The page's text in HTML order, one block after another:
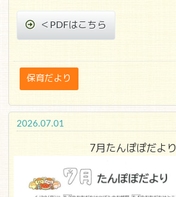
＜PDFはこちら
保育だより
2026.07.01
7月たんぽぽだより